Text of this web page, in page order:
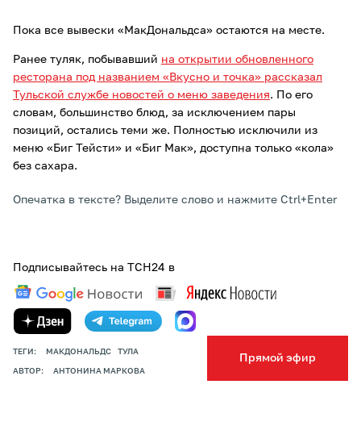
Прямой эфир
Пока все вывески «МакДональдса» остаются на месте.
Ранее туляк, побывавший на открытии обновленного
ресторана под названием «Вкусно и точка» рассказал
Тульской службе новостей о меню заведения. По его
словам, большинство блюд, за исключением пары
позиций, остались теми же. Полностью исключили из
меню «Биг Тейсти» и «Биг Мак», доступна только «кола»
без сахара.
Опечатка в тексте? Выделите слово и нажмите Ctrl+Enter
Подписывайтесь на ТСН24 в
ТЕГИ: МАКДОНАЛЬДС ТУЛА
АВТОР: АНТОНИНА МАРКОВА